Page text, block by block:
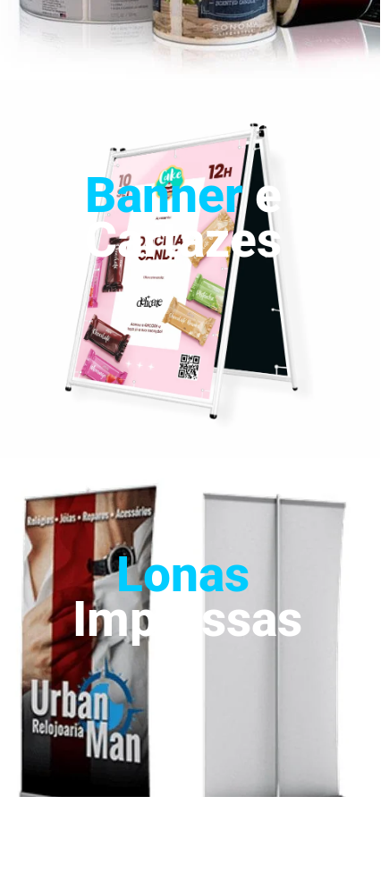
Bannere
Cartazes
Lonas
Impressas